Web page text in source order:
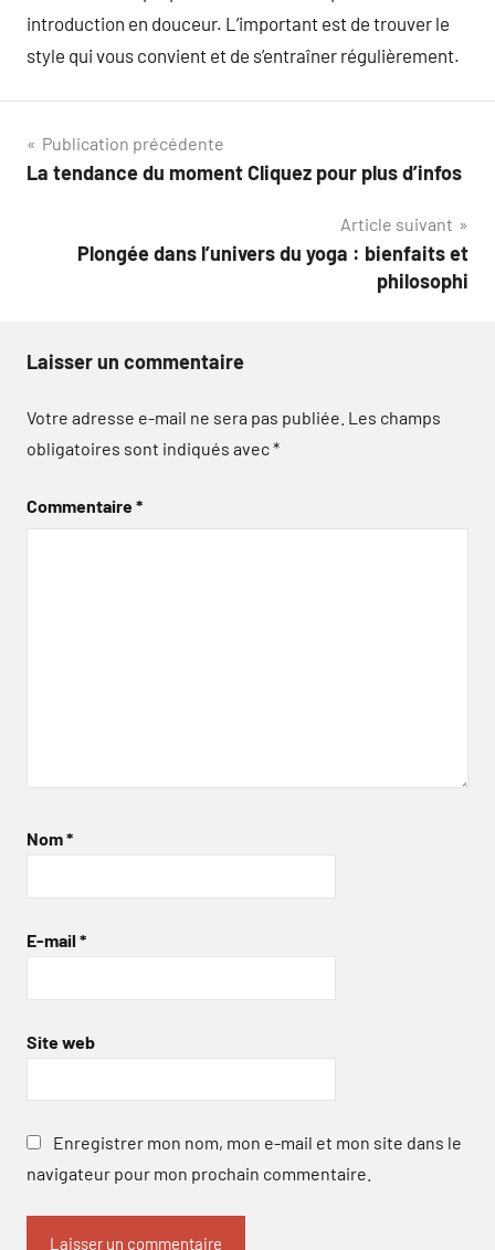
introduction en douceur. L’important est de trouver le
style qui vous convient et de s’entraîner régulièrement.
Navigation
de
Publication précédente
La tendance du moment Cliquez pour plus d’infos
Article suivant
Plongée dans l’univers du yoga : bienfaits et
philosophi
Laisser un commentaire
Votre adresse e-mail ne sera pas publiée. Les champs
obligatoires sont indiqués avec*
Commentaire*
Nom*
E-mail *
Site web
Enregistrer mon nom, mon e-mail et mon site dans le
navigateur pour mon prochain commentaire.